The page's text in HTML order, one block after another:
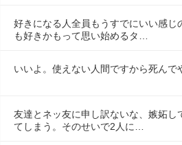
好きになる人全員もうすでにいい感じ
も好きかもって思い始めるタ…
いいよ。使えない人間ですから死んで
友達とネッ友に申し訳ないな、嫉妬し
てしまう。そのせいで2人に…